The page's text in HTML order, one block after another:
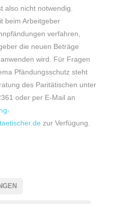
also nicht notwendig.
beim Arbeitgeber
verfahren,
die neuen Beträge
wird. Für Fragen
Pfändungsschutz steht
des Paritätischen unter
oder per E-Mail an
zur Verfügung.